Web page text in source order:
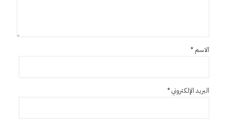
الاسم *
البريد الإلكتروني*